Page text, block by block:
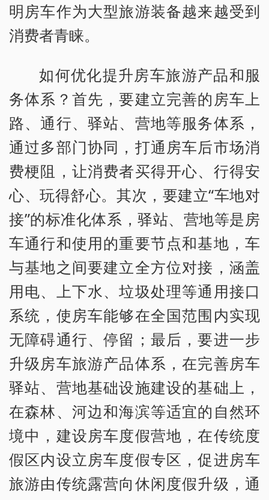
明房车作为大型旅游装备越来越受到
消费者青睐。
如何优化提升房车旅游产品和服
务体系？首先，要建立完善的房车上
路、通行、驿站、营地等服务体系，
通过多部门协同，打通房车后市场消
费梗阻，让消费者买得开心、行得安
心、玩得舒心。其次，要建立“车地对
接”的标准化体系，驿站、营地等是房
车通行和使用的重要节点和基地，车
与基地之间要建立全方位对接，涵盖
用电、上下水、垃圾处理等通用接口
系统，使房车能够在全国范围内实现
无障碍通行、停留；最后，要进一步
升级房车旅游产品体系，在完善房车
驿站、营地基础设施建设的基础上，
在森林、河边和海滨等适宜的自然环
境中，建设房车度假营地，在传统度
假区内设立房车度假专区，促进房车
旅游由传统露营向休闲度假升级，通